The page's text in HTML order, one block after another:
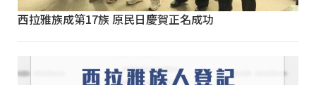
西拉雅族成第17族 原民日慶賀正名成功